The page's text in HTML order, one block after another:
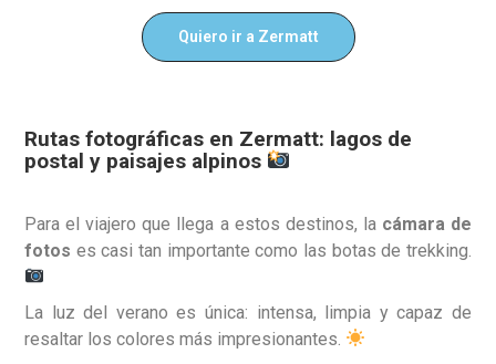
Quiero ir a Zermatt
Rutas fotográficas en Zermatt: lagos de
postal y paisajes alpinos
Para el viajero que llega a estos destinos, la cámara de
fotos es casi tan importante como las botas de trekking.
La luz del verano es única: intensa, limpia y capaz de
resaltar los colores más impresionantes.